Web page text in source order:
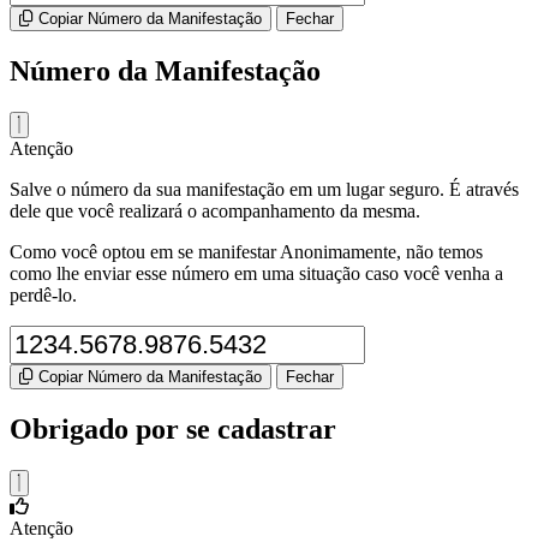
Copiar Número da Manifestação Fechar
Número da Manifestação
Atenção
Salve o número da sua manifestação em um lugar seguro. É através
dele que você realizará o acompanhamento da mesma.
Como você optou em se manifestar Anonimamente, não temos
como lhe enviar esse número em uma situação caso você venha a
perdê-lo.
Copiar Número da Manifestação Fechar
Obrigado por se cadastrar
Atenção